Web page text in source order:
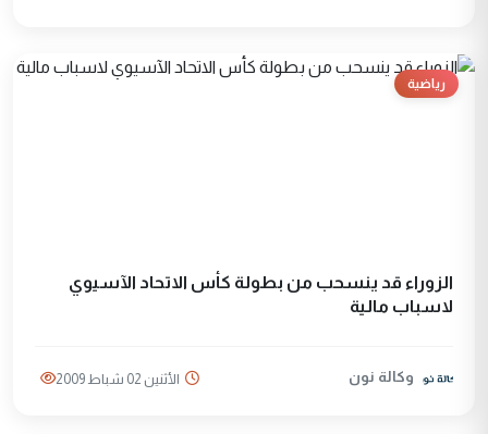
رياضية
الزوراء قد ينسحب من بطولة كأس الاتحاد الآسيوي
لاسباب مالية
وكالة نون الأثنين 02 شباط 2009